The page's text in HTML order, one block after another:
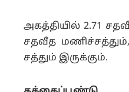
அகத்தியில் 2.71
சதவீத
சத்தும் இருக்கும்.